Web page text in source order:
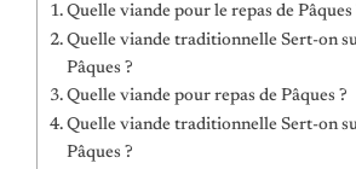
Quelle viande pour le repas de Pâques
Quelle viande traditionnelle Sert-on
Pâques ?
Quelle viande pour repas de Pâques ?
Quelle viande traditionnelle Sert-on
Pâques ?